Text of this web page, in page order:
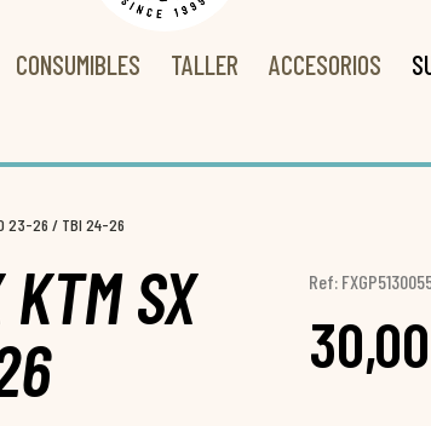
CONSUMIBLES TALLER ACCESORIOS
23-26 / TBI 24-26
SX
Ref: